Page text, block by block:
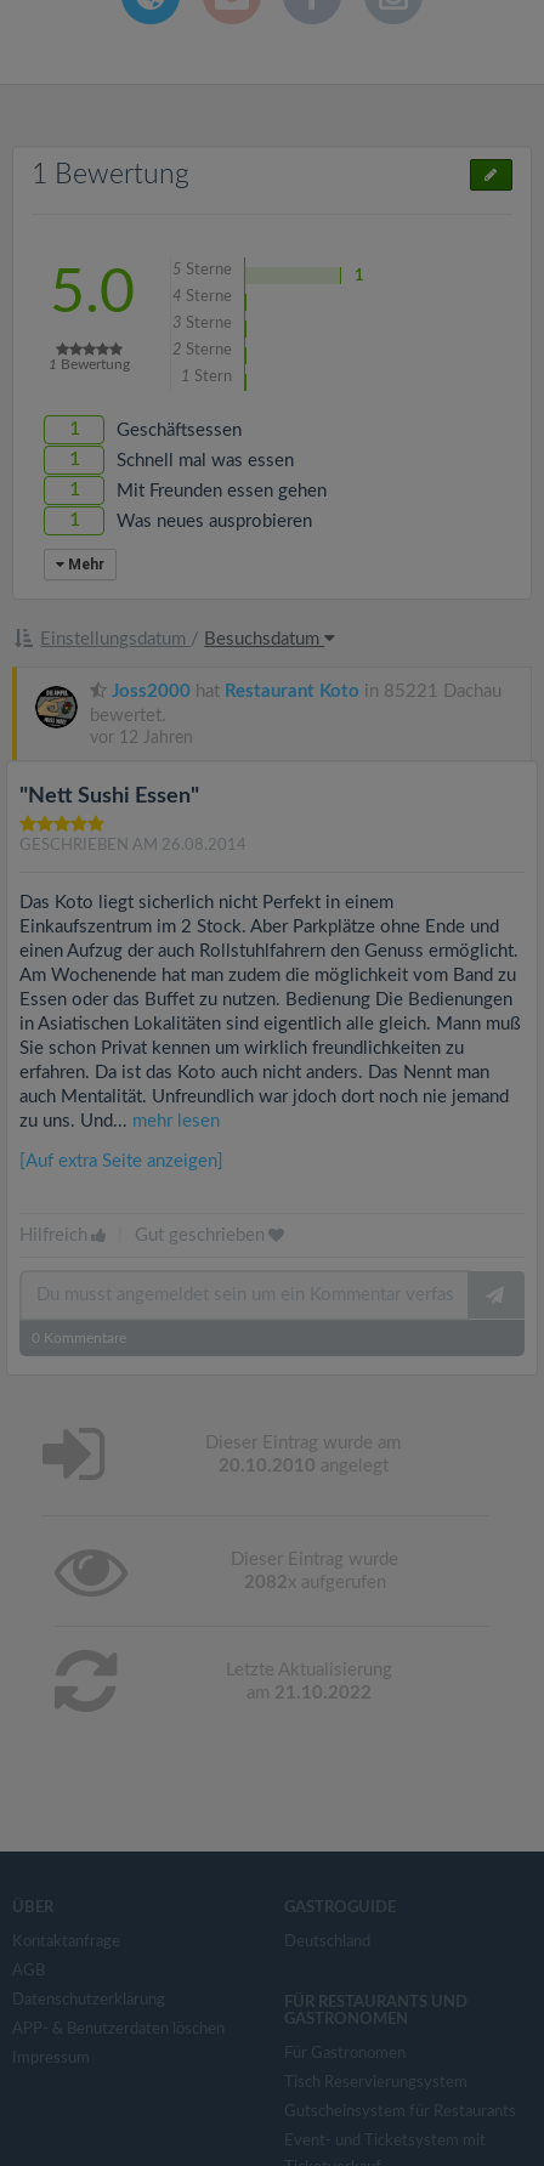
1 Bewertung
5.0
1 Bewertung
5 Sterne
1
4 Sterne
3 Sterne
2 Sterne
1 Stern
1 Geschäftsessen
1 Schnell mal was essen
1 Mit Freunden essen gehen
1 Was neues ausprobieren
Mehr
Einstellungsdatum / Besuchsdatum
Joss2000 hat Restaurant Koto in 85221 Dachau
bewertet.
vor 12 Jahren
"Nett Sushi Essen"
GESCHRIEBEN AM 26.08.2014
Das Koto liegt sicherlich nicht Perfekt in einem
Einkaufszentrum im 2 Stock. Aber Parkplätze ohne Ende und
einen Aufzug der auch Rollstuhlfahrern den Genuss ermöglicht.
Am Wochenende hat man zudem die möglichkeit vom Band zu
Essen oder das Buffet zu nutzen. Bedienung Die Bedienungen
in Asiatischen Lokalitäten sind eigentlich alle gleich. Mann muß
Sie schon Privat kennen um wirklich freundlichkeiten zu
erfahren. Da ist das Koto auch nicht anders. Das Nennt man
auch Mentalität. Unfreundlich war jdoch dort noch nie jemand
zu uns. Und... mehr lesen
[Auf extra Seite anzeigen]
Hilfreich Gut geschrieben
0 Kommentare
Dieser Eintrag wurde am
20.10.2010 angelegt
Dieser Eintrag wurde
2082x aufgerufen
Letzte Aktualisierung
am 21.10.2022
ÜBER
Kontaktanfrage
AGB
Datenschutzerklärung
APP- & Benutzerdaten löschen
Impressum
GASTROGUIDE
Deutschland
FÜR RESTAURANTS UND
GASTRONOMEN
Für Gastronomen
Tisch Reservierungsystem
Gutscheinsystem für Restaurants
Event- und Ticketsystem mit